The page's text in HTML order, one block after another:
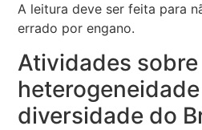
A leitura deve ser feita para
errado por engano.
Atividades sobre
diversidade do